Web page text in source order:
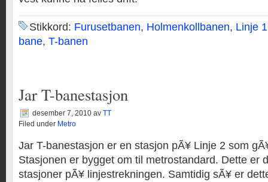
Stikkord: Furusetbanen, Holmenkollbanen, Linje 1
bane, T-banen
Jar T-banestasjon
desember 7, 2010 av TT
Filed under Metro
Jar T-banestasjon er en stasjon pÃ¥ Linje 2 som
Stasjonen er bygget om til metrostandard. Dette er
stasjoner pÃ¥ linjestrekningen. Samtidig sÃ¥ er